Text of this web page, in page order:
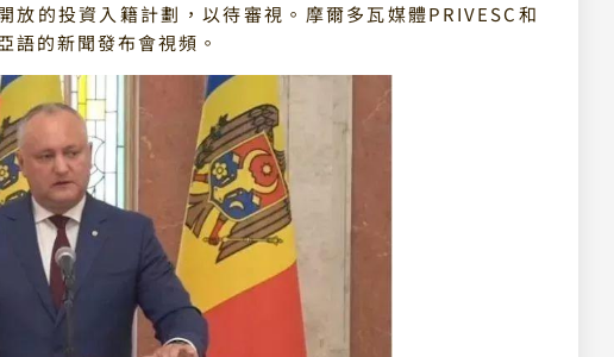
放的投資入籍計劃，以待審視。 摩爾多瓦媒體PRIVESC和
語的新聞發布會視頻。